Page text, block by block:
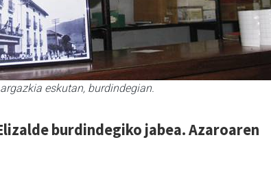
eskutan, burdindegian.
burdindegiko jabea. Azaroaren